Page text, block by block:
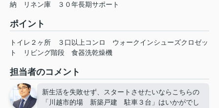
納 リネン庫 ３０年長期サポート
ポイント
トイレ２ヶ所 ３口以上コンロ
ウォークインシューズクロゼッ
ト
リビング階段 食器洗乾燥機
担当者のコメント
新生活を失敗せず、スタートさせたいならこちらの
「川越市的場 新築戸建 駐車３台」はいかがでし